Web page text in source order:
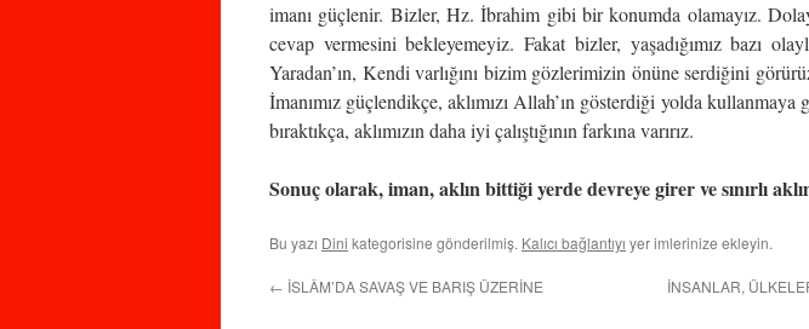
imanı güçlenir. Bizler, Hz. İbrahim gibi bir konumda olamayız.
cevap vermesini bekleyemeyiz. Fakat bizler, yaşadığımız bazı
Yaradan’ın, Kendi varlığını bizim gözlerimizin önüne serdiğini
İmanımız güçlendikçe, aklımızı Allah’ın gösterdiği yolda
bıraktıkça, aklımızın daha iyi çalıştığının farkına varırız.
Sonuç olarak, iman, aklın bittiği yerde devreye girer ve sınırlı
Bu yazı Dini kategorisine gönderilmiş. Kalıcı bağlantıyı yer imlerinize ekleyin.
← İSLÂM’DA SAVAŞ VE BARIŞ ÜZERİNE
İNSANLAR,